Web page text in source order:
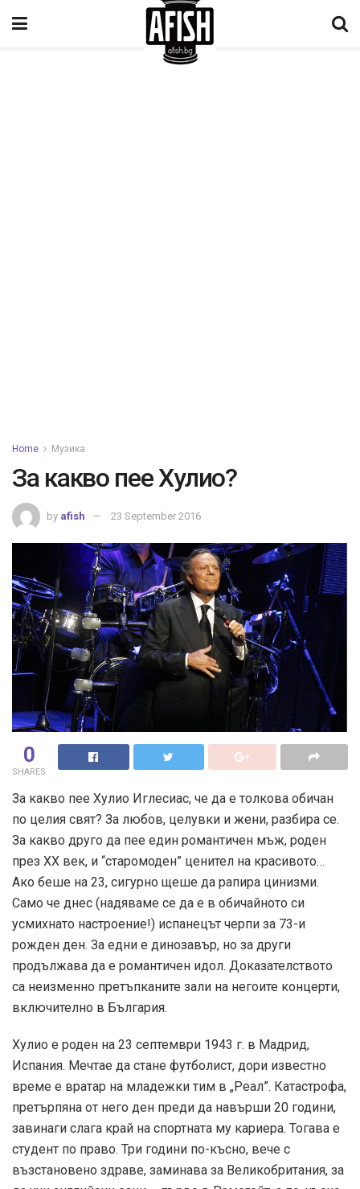
Home Музика
За какво пее Хулио?
by afish 23 September 2016
0
SHARES
За какво пее Хулио Иглесиас, че да е толкова обичан
по целия свят? За любов, целувки и жени, разбира се.
За какво друго да пее един романтичен мъж, роден
през ХХ век, и “старомоден” ценител на красивото…
Ако беше на 23, сигурно щеше да рапира цинизми.
Само че днес (надяваме се да е в обичайното си
усмихнато настроение!) испанецът черпи за 73-и
рожден ден. За едни е динозавър, но за други
продължава да е романтичен идол. Доказателството
са неизменно претъпканите зали на негоите концерти,
включително в България.
Хулио е роден на 23 септември 1943 г. в Мадрид,
Испания. Мечтае да стане футболист, дори известно
време е вратар на младежки тим в „Реал”. Катастрофа,
претърпяна от него ден преди да навърши 20 години,
завинаги слага край на спортната му кариера. Тогава е
студент по право. Три години по-късно, вече с
възстановено здраве, заминава за Великобритания, за